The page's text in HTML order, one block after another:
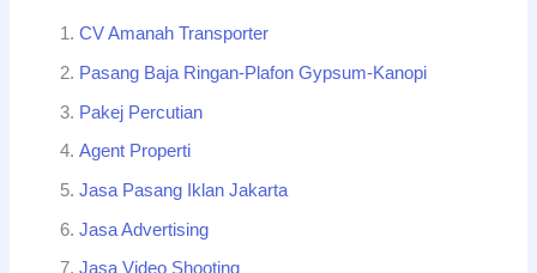
CV Amanah Transporter
Pasang Baja Ringan-Plafon Gypsum-Kanopi
Pakej Percutian
Agent Properti
Jasa Pasang Iklan Jakarta
Jasa Advertising
Jasa Video Shooting